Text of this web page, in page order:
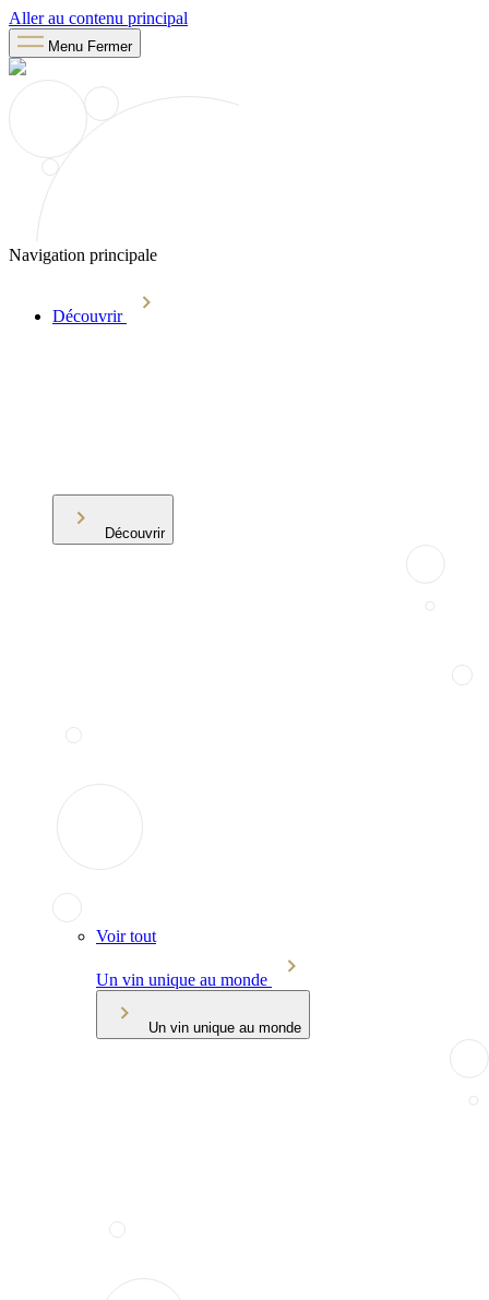
Aller au contenu principal
Menu Fermer
Navigation principale
Découvrir
Découvrir
Voir tout
Un vin unique au monde
Un vin unique au monde